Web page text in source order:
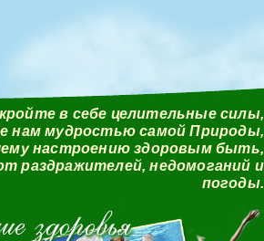
в себе целительные силы,
нам мудростью самой Природы,
настроению здоровым быть,
раздражителей, недомоганий и
погоды.